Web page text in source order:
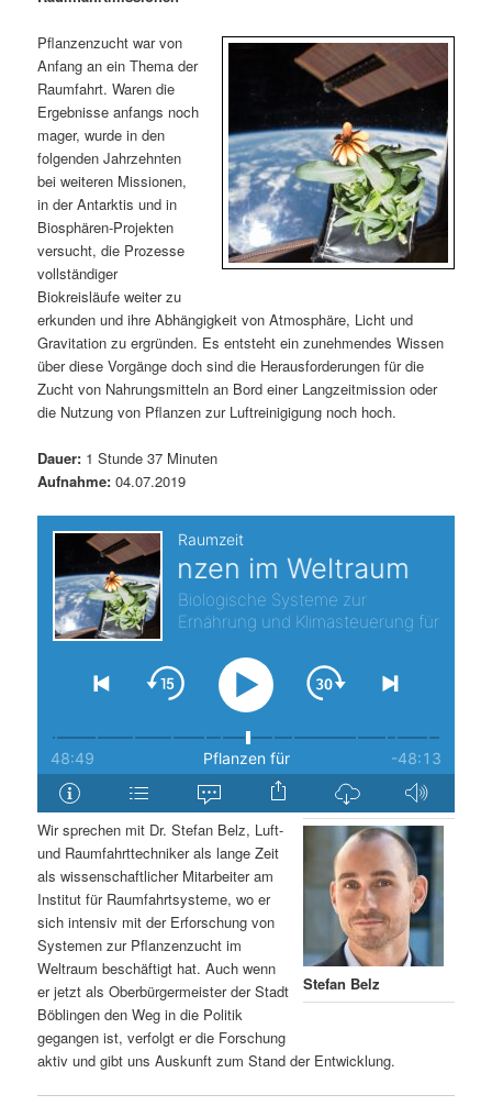
ä
r
e
n
I
n
h
a
t
s
r
g
e
n
n
d
ä
r
e
n
I
n
a
l
s
i
n
g
e
n
n
v
i
g
a
t
i
o
n
Pflanzenzucht war von
Anfang an ein Thema der
Raumfahrt. Waren die
Ergebnisse anfangs noch
mager, wurde in den
folgenden Jahrzehnten
bei weiteren Missionen,
in der Antarktis und in
Biosphären-Projekten
versucht, die Prozesse
vollständiger
Biokreisläufe weiter zu
erkunden und ihre Abhängigkeit von Atmosphäre, Licht und
Gravitation zu ergründen. Es entsteht ein zunehmendes Wissen
über diese Vorgänge doch sind die Herausforderungen für die
Zucht von Nahrungsmitteln an Bord einer Langzeitmission oder
die Nutzung von Pflanzen zur Luftreinigigung noch hoch.
Dauer: 1 Stunde 37 Minuten
Aufnahme: 04.07.2019
Stefan Belz
Wir sprechen mit Dr. Stefan Belz, Luft-
und Raumfahrttechniker als lange Zeit
als wissenschaftlicher Mitarbeiter am
Institut für Raumfahrtsysteme, wo er
sich intensiv mit der Erforschung von
Systemen zur Pflanzenzucht im
Weltraum beschäftigt hat. Auch wenn
er jetzt als Oberbürgermeister der Stadt
Böblingen den Weg in die Politik
gegangen ist, verfolgt er die Forschung
aktiv und gibt uns Auskunft zum Stand der Entwicklung.